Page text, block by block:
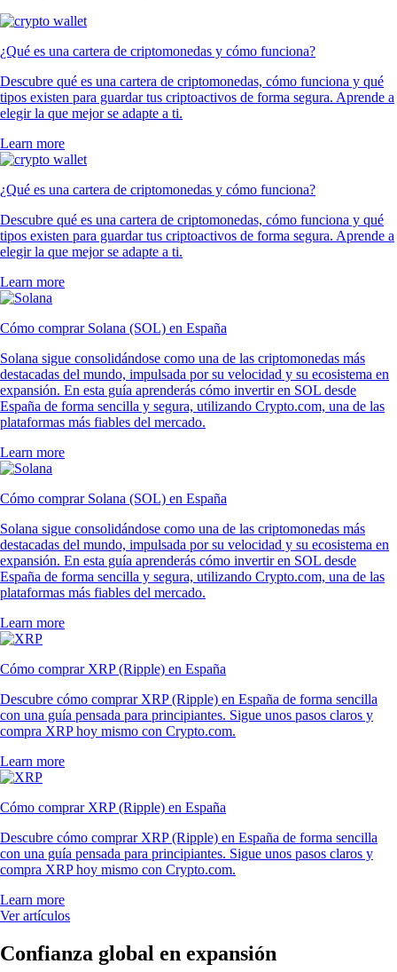
¿Qué es una cartera de criptomonedas y cómo funciona?
Descubre qué es una cartera de criptomonedas, cómo funciona y qué
tipos existen para guardar tus criptoactivos de forma segura. Aprende a
elegir la que mejor se adapte a ti.
Learn more
¿Qué es una cartera de criptomonedas y cómo funciona?
Descubre qué es una cartera de criptomonedas, cómo funciona y qué
tipos existen para guardar tus criptoactivos de forma segura. Aprende a
elegir la que mejor se adapte a ti.
Learn more
Cómo comprar Solana (SOL) en España
Solana sigue consolidándose como una de las criptomonedas más
destacadas del mundo, impulsada por su velocidad y su ecosistema en
expansión. En esta guía aprenderás cómo invertir en SOL desde
España de forma sencilla y segura, utilizando Crypto.com, una de las
plataformas más fiables del mercado.
Learn more
Cómo comprar Solana (SOL) en España
Solana sigue consolidándose como una de las criptomonedas más
destacadas del mundo, impulsada por su velocidad y su ecosistema en
expansión. En esta guía aprenderás cómo invertir en SOL desde
España de forma sencilla y segura, utilizando Crypto.com, una de las
plataformas más fiables del mercado.
Learn more
Cómo comprar XRP (Ripple) en España
Descubre cómo comprar XRP (Ripple) en España de forma sencilla
con una guía pensada para principiantes. Sigue unos pasos claros y
compra XRP hoy mismo con Crypto.com.
Learn more
Cómo comprar XRP (Ripple) en España
Descubre cómo comprar XRP (Ripple) en España de forma sencilla
con una guía pensada para principiantes. Sigue unos pasos claros y
compra XRP hoy mismo con Crypto.com.
Learn more
Ver artículos
Confianza global en expansión